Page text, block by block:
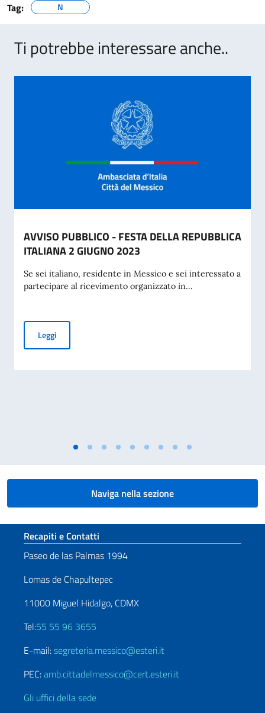
Tag: N
Ti potrebbe interessare anche..
AVVISO PUBBLICO - FESTA DELLA REPUBBLICA
ITALIANA 2 GIUGNO 2023
Se sei italiano, residente in Messico e sei interessato a
partecipare al ricevimento organizzato in...
LeggiAVVISO PUBBLICO - FESTA DELLA REPUBBLICA ITALIANA
Naviga nella sezione
Sezione footer
Recapiti e Contatti
Paseo de las Palmas 1994
Lomas de Chapultepec
11000 Miguel Hidalgo, CDMX
Tel:55 55 96 3655
E-mail:segreteria.messico@esteri.it
PEC:amb.cittadelmessico@cert.esteri.it
Gli uffici della sede